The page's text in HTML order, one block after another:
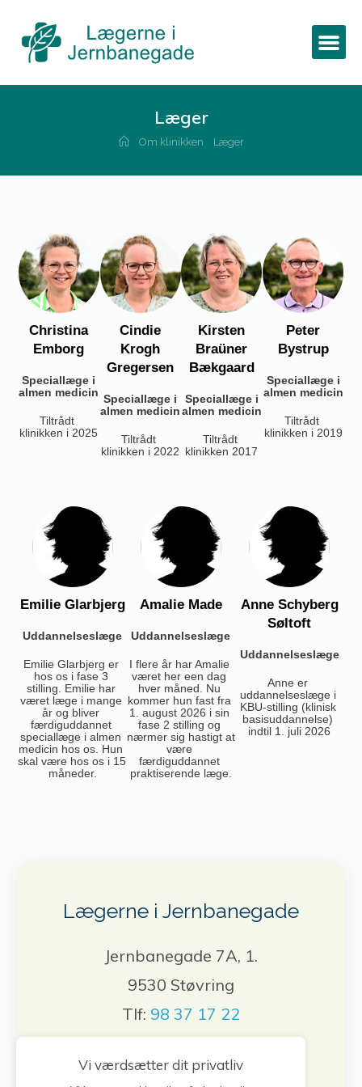
Læger
Om klinikken Læger
Christina
Emborg
Speciallæge i
almen medicin
Tiltrådt
klinikken i 2025
Cindie
Krogh
Gregersen
Speciallæge i
almen medicin
Tiltrådt
klinikken i 2022
Kirsten
Braüner
Bækgaard
Speciallæge i
almen medicin
Tiltrådt
klinikken 2017
Peter
Bystrup
Speciallæge i
almen medicin
Tiltrådt
klinikken i 2019
Emilie Glarbjerg
Uddannelseslæge
Emilie Glarbjerg er
hos os i fase 3
stilling. Emilie har
været læge i mange
år og bliver
færdiguddannet
speciallæge i almen
medicin hos os. Hun
skal være hos os i 15
måneder.
Amalie Made
Uddannelseslæge
I flere år har Amalie
været her een dag
hver måned. Nu
kommer hun fast fra
1. august 2026 i sin
fase 2 stilling og
nærmer sig hastigt at
være
færdiguddannet
praktiserende læge.
Anne Schyberg
Søltoft
Uddannelseslæge
Anne er
uddannelseslæge i
KBU-stilling (klinisk
basisuddannelse)
indtil 1. juli 2026
Lægerne i Jernbanegade
Jernbanegade 7A, 1.
9530 Støvring
Tlf: 98 37 17 22
Bestil tid, forny medicin, skriv til lægen.
Vi værdsætter dit privatliv